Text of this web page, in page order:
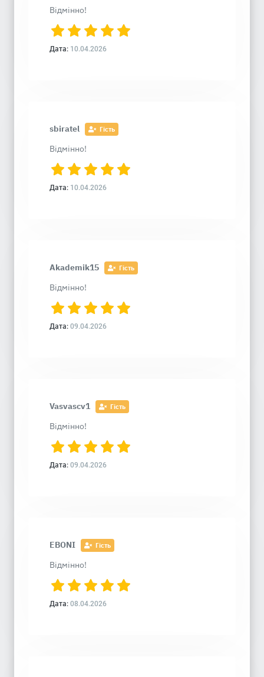
Відмінно!
Дата: 10.04.2026
sbiratel Гість
Відмінно!
Дата: 10.04.2026
Akademik15 Гість
Відмінно!
Дата: 09.04.2026
Vasvascv1 Гість
Відмінно!
Дата: 09.04.2026
EBONI Гість
Відмінно!
Дата: 08.04.2026